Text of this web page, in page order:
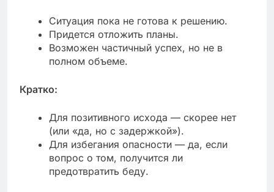
Ситуация пока не готова к решению.
Придется отложить планы.
Возможен частичный успех, но не в
полном объеме.
Кратко:
Для позитивного исхода — скорее нет
(или «да, но с задержкой»).
Для избегания опасности — да, если
вопрос о том, получится ли
предотвратить беду.